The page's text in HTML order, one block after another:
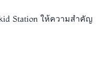
Station ให้ความสำคัญ